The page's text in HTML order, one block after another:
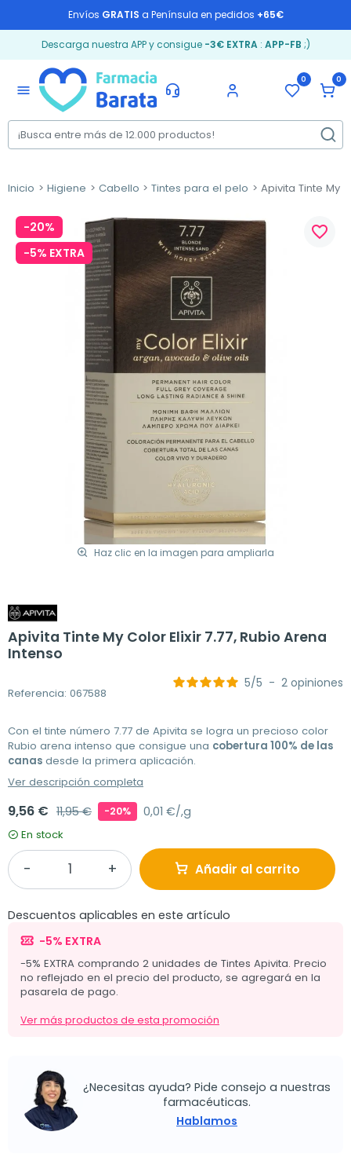
Envíos GRATIS a Península en pedidos +65€
Descarga nuestra APP y consigue -3€ EXTRA: APP-FB ;)
menu
0 0
Inicio Higiene Cabello Tintes para el pelo Apivita Tinte My
-20%
-5% EXTRA
Haz clic en la imagen para ampliarla
favorite_border
Apivita Tinte My Color Elixir 7.77, Rubio Arena
Intenso
Referencia: 067588
5/5 - 2 opiniones
Con el tinte número 7.77 de Apivita se logra un precioso color
Rubio arena intenso que consigue una cobertura 100% de las
canas desde la primera aplicación.
Ver descripción completa
9,56 € 11,95 € -20% 0,01 €/,g
En stock
Añadir al carrito
Descuentos aplicables en este artículo
-5% EXTRA
-5% EXTRA comprando 2 unidades de Tintes Apivita. Precio
no reflejado en el precio del producto, se agregará en la
pasarela de pago.
Ver más productos de esta promoción
¿Necesitas ayuda? Pide consejo a nuestras
farmacéuticas.
Hablamos